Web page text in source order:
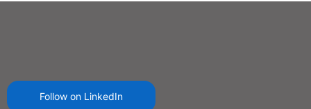
Follow on LinkedIn